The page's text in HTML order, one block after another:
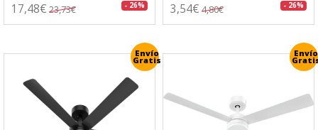
17,48€ 23,73€ - 26% 3,54€ 4,80€ - 26%
Envío
Gratis
Envío